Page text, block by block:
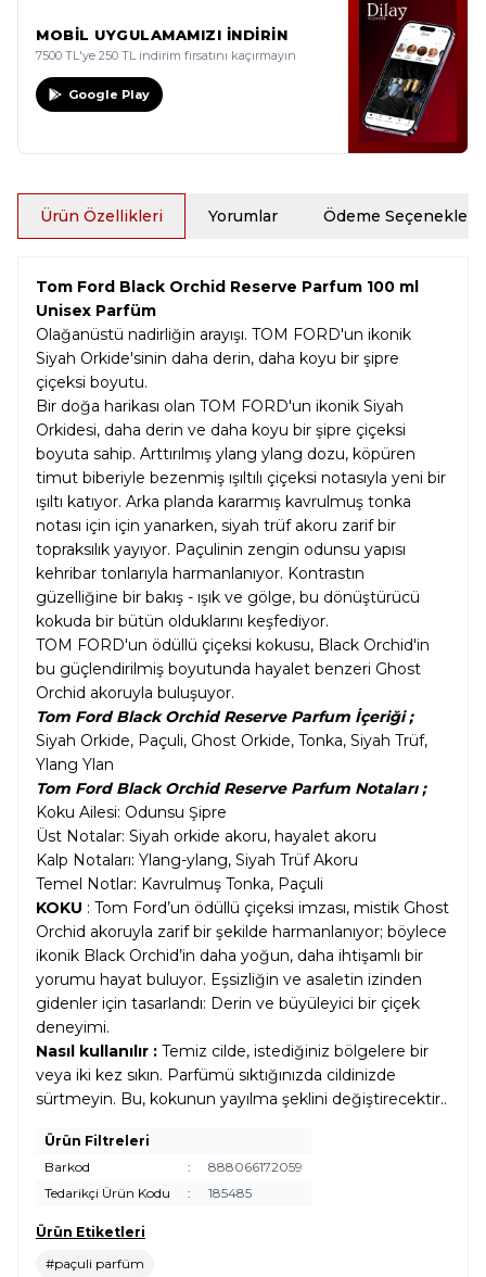
MOBİL UYGULAMAMIZI İNDİRİN
7500 TL'ye 250 TL indirim fırsatını kaçırmayın
Google Play
Ürün Özellikleri Yorumlar Ödeme Seçenekleri
Tom Ford Black Orchid Reserve Parfum 100 ml
Unisex Parfüm
Olağanüstü nadirliğin arayışı. TOM FORD'un ikonik
Siyah Orkide'sinin daha derin, daha koyu bir şipre
çiçeksi boyutu.
Bir doğa harikası olan TOM FORD'un ikonik Siyah
Orkidesi, daha derin ve daha koyu bir şipre çiçeksi
boyuta sahip. Arttırılmış ylang ylang dozu, köpüren
timut biberiyle bezenmiş ışıltılı çiçeksi notasıyla yeni bir
ışıltı katıyor. Arka planda kararmış kavrulmuş tonka
notası için için yanarken, siyah trüf akoru zarif bir
topraksılık yayıyor. Paçulinin zengin odunsu yapısı
kehribar tonlarıyla harmanlanıyor. Kontrastın
güzelliğine bir bakış - ışık ve gölge, bu dönüştürücü
kokuda bir bütün olduklarını keşfediyor.
TOM FORD'un ödüllü çiçeksi kokusu, Black Orchid'in
bu güçlendirilmiş boyutunda hayalet benzeri Ghost
Orchid akoruyla buluşuyor.
Tom Ford Black Orchid Reserve Parfum İçeriği ;
Siyah Orkide, Paçuli, Ghost Orkide, Tonka, Siyah Trüf,
Ylang Ylan
Tom Ford Black Orchid Reserve Parfum Notaları ;
Koku Ailesi: Odunsu Şipre
Üst Notalar: Siyah orkide akoru, hayalet akoru
Kalp Notaları: Ylang-ylang, Siyah Trüf Akoru
Temel Notlar: Kavrulmuş Tonka, Paçuli
KOKU : Tom Ford’un ödüllü çiçeksi imzası, mistik Ghost
Orchid akoruyla zarif bir şekilde harmanlanıyor; böylece
ikonik Black Orchid’in daha yoğun, daha ihtişamlı bir
yorumu hayat buluyor. Eşsizliğin ve asaletin izinden
gidenler için tasarlandı: Derin ve büyüleyici bir çiçek
deneyimi.
Nasıl kullanılır : Temiz cilde, istediğiniz bölgelere bir
veya iki kez sıkın. Parfümü sıktığınızda cildinizde
sürtmeyin. Bu, kokunun yayılma şeklini değiştirecektir..
Ürün Filtreleri
Barkod
:
888066172059
Tedarikçi Ürün Kodu
: 185485
Ürün Etiketleri
#paçuli parfüm